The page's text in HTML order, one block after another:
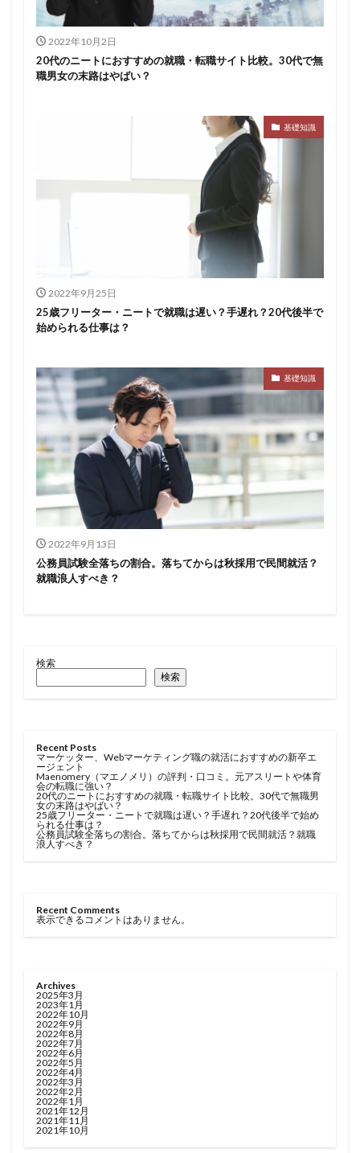
2022年10月2日
20代のニートにおすすめの就職・転職サイト比較。30代で無
職男女の末路はやばい？
基礎知識
2022年9月25日
25歳フリーター・ニートで就職は遅い？手遅れ？20代後半で
始められる仕事は？
基礎知識
2022年9月13日
公務員試験全落ちの割合。落ちてからは秋採用で民間就活？
就職浪人すべき？
検索
検索
Recent Posts
マーケッター、Webマーケティング職の就活におすすめの新卒エ
ージェント
Maenomery（マエノメリ）の評判・口コミ。元アスリートや体育
会の転職に強い？
20代のニートにおすすめの就職・転職サイト比較。30代で無職男
女の末路はやばい？
25歳フリーター・ニートで就職は遅い？手遅れ？20代後半で始め
られる仕事は？
公務員試験全落ちの割合。落ちてからは秋採用で民間就活？就職
浪人すべき？
Recent Comments
表示できるコメントはありません。
Archives
2025年3月
2023年1月
2022年10月
2022年9月
2022年8月
2022年7月
2022年6月
2022年5月
2022年4月
2022年3月
2022年2月
2022年1月
2021年12月
2021年11月
2021年10月
高卒
検索